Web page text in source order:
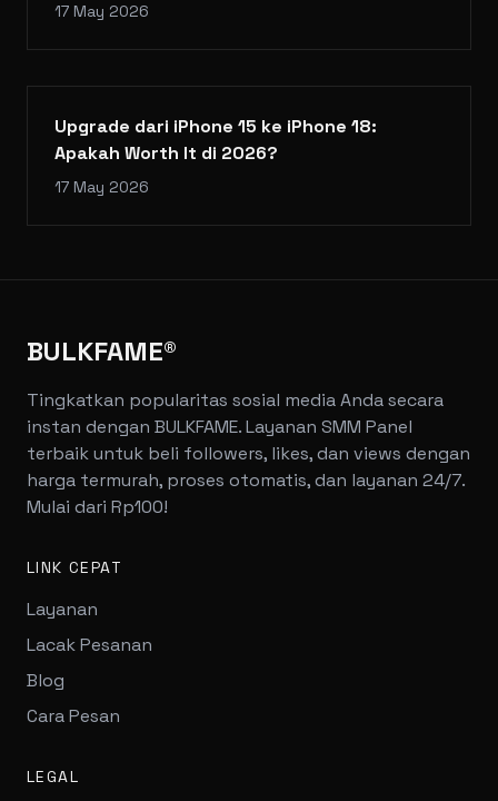
17 May 2026
Upgrade dari iPhone 15 ke iPhone 18:
Apakah Worth It di 2026?
17 May 2026
BULKFAME®
Tingkatkan popularitas sosial media Anda secara
instan dengan BULKFAME. Layanan SMM Panel
terbaik untuk beli followers, likes, dan views dengan
harga termurah, proses otomatis, dan layanan 24/7.
Mulai dari Rp100!
LINK CEPAT
Layanan
Lacak Pesanan
Blog
Cara Pesan
LEGAL